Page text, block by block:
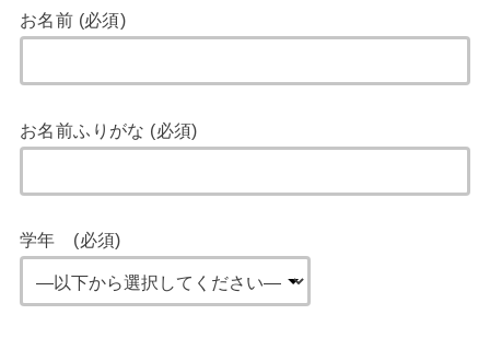
お名前 (必須)
お名前ふりがな (必須)
学年 (必須)